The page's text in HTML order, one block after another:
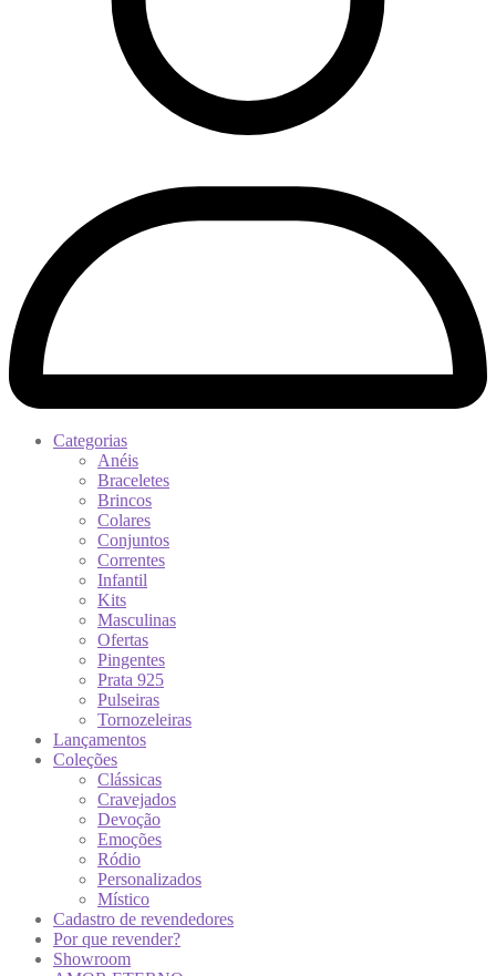
Categorias
Anéis
Braceletes
Brincos
Colares
Conjuntos
Correntes
Infantil
Kits
Masculinas
Ofertas
Pingentes
Prata 925
Pulseiras
Tornozeleiras
Lançamentos
Coleções
Clássicas
Cravejados
Devoção
Emoções
Ródio
Personalizados
Místico
Cadastro de revendedores
Por que revender?
Showroom